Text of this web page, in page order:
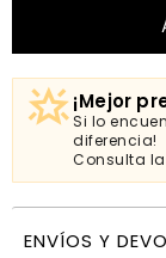
¡Mejor
Si lo
diferencia!
Consulta
ENVÍOS Y